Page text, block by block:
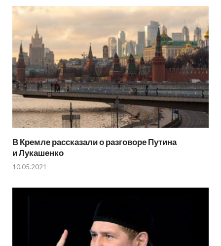
В Кремле рассказали о разговоре Путина
и Лукашенко
10.05.2021